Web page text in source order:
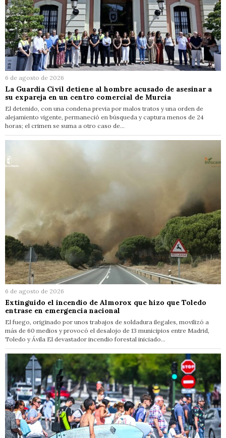
6 de agosto de 2026
La Guardia Civil detiene al hombre acusado de asesinar a
su expareja en un centro comercial de Murcia
El detenido, con una condena previa por malos tratos y una orden de
alejamiento vigente, permaneció en búsqueda y captura menos de 24
horas; el crimen se suma a otro caso de…
6 de agosto de 2026
Extinguido el incendio de Almorox que hizo que Toledo
entrase en emergencia nacional
El fuego, originado por unos trabajos de soldadura ilegales, movilizó a
más de 60 medios y provocó el desalojo de 13 municipios entre Madrid,
Toledo y Ávila El devastador incendio forestal iniciado…